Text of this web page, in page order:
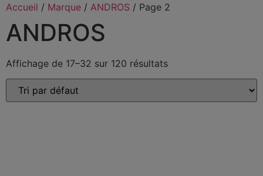
Accueil / Marque / ANDROS / Page 2
ANDROS
Affichage de 17–32 sur 120 résultats